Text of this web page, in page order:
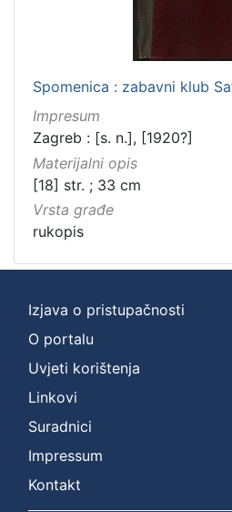
Spomenica : zabavni klub
Impresum
Zagreb : [s. n.], [1920?]
Materijalni opis
[18] str. ; 33 cm
Vrsta građe
rukopis
Izjava o pristupačnosti
O portalu
Uvjeti korištenja
Linkovi
Suradnici
Impressum
Kontakt